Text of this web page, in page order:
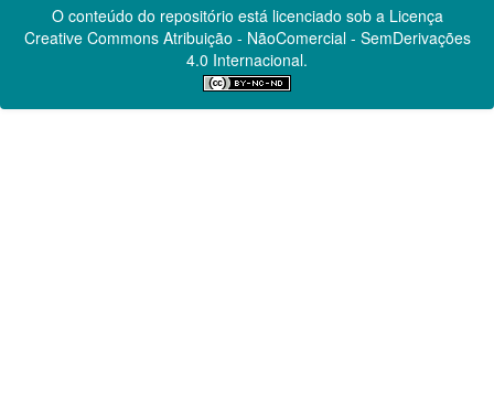
O conteúdo do repositório está licenciado sob a Licença
Creative CommonsAtribuição - NãoComercial - SemDerivações
4.0 Internacional.